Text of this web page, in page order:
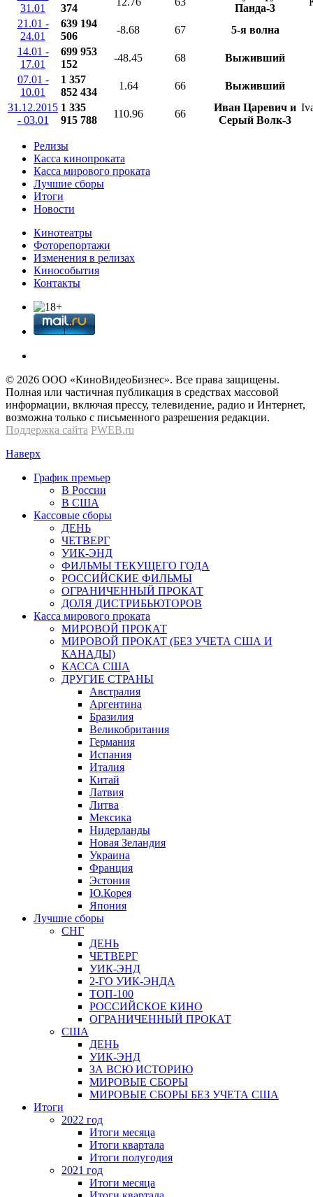
31.01
374
Панда-3
21.01 -
24.01
639 194
506
-8.68 67
5-я волна
14.01 -
17.01
699 953
152
-48.45 68
Выживший
07.01 -
10.01
1 357
852 434
1.64 66
Выживший
31.12.2015
- 03.01
1 335
915 788
110.96 66
Иван Царевич и
Серый Волк-3
Релизы
Касса кинопроката
Касса мирового проката
Лучшие сборы
Итоги
Новости
Кинотеатры
Фоторепортажи
Изменения в релизах
Кинособытия
Контакты
© 2026 OOО «КиноВидеоБизнес». Все права защищены.
Полная или частичная публикация в средствах массовой
информации, включая прессу, телевидение, радио и Интернет,
возможна только с письменного разрешения редакции.
Поддержка сайта PWEB.ru
Наверх
График премьер
В России
В США
Кассовые сборы
ДЕНЬ
ЧЕТВЕРГ
УИК-ЭНД
ФИЛЬМЫ ТЕКУЩЕГО ГОДА
РОССИЙСКИЕ ФИЛЬМЫ
ОГРАНИЧЕННЫЙ ПРОКАТ
ДОЛЯ ДИСТРИБЬЮТОРОВ
Касса мирового проката
МИРОВОЙ ПРОКАТ
МИРОВОЙ ПРОКАТ (БЕЗ УЧЕТА США И
КАНАДЫ)
КАССА США
ДРУГИЕ СТРАНЫ
Австралия
Аргентина
Бразилия
Великобритания
Германия
Испания
Италия
Китай
Латвия
Литва
Мексика
Нидерланды
Новая Зеландия
Украина
Франция
Эстония
Ю.Корея
Япония
Лучшие сборы
СНГ
ДЕНЬ
ЧЕТВЕРГ
УИК-ЭНД
2-ГО УИК-ЭНДА
ТОП-100
РОССИЙСКОЕ КИНО
ОГРАНИЧЕННЫЙ ПРОКАТ
США
ДЕНЬ
УИК-ЭНД
ЗА ВСЮ ИСТОРИЮ
МИРОВЫЕ СБОРЫ
МИРОВЫЕ СБОРЫ БЕЗ УЧЕТА США
Итоги
2022 год
Итоги месяца
Итоги квартала
Итоги полугодия
2021 год
Итоги месяца